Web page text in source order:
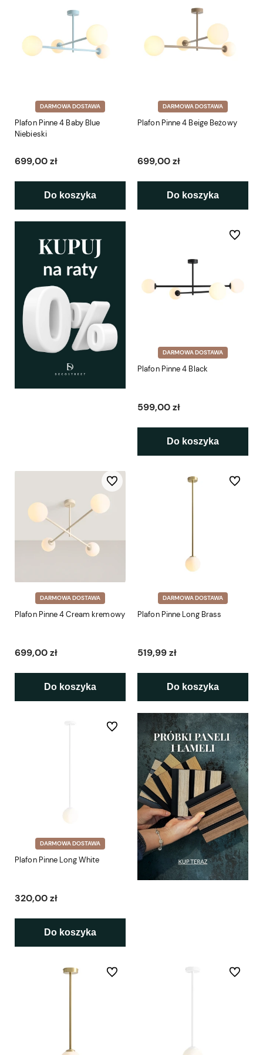
DARMOWA DOSTAWA
Plafon Pinne 4 Baby Blue
Niebieski
699,00 zł
Do koszyka
DARMOWA DOSTAWA
Plafon Pinne 4 Beige Beżowy
699,00 zł
Do koszyka
DARMOWA DOSTAWA
Plafon Pinne 4 Black
599,00 zł
Do koszyka
Do
DARMOWA DOSTAWA
Plafon Pinne 4 Cream kremowy
699,00 zł
Do koszyka
Do ulubionych
DARMOWA DOSTAWA
Plafon Pinne Long Brass
519,99 zł
Do koszyka
Do
DARMOWA DOSTAWA
Plafon Pinne Long White
320,00 zł
Do koszyka
Do ulubionych
Do ulubionych Do